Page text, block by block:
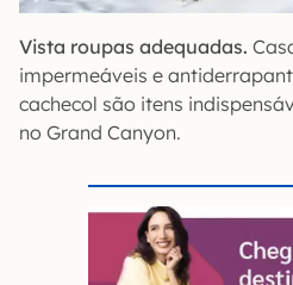
Vista roupas adequadas.
impermeáveis e
cachecol são itens
no Grand Canyon.